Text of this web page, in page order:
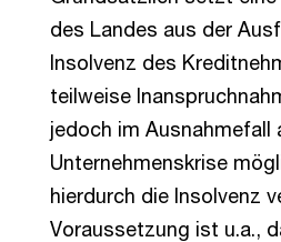
des Landes aus der
Insolvenz des
teilweise
jedoch im Ausnahmefall
Unternehmenskrise
hierdurch die Insolvenz
Voraussetzung ist u.a.,